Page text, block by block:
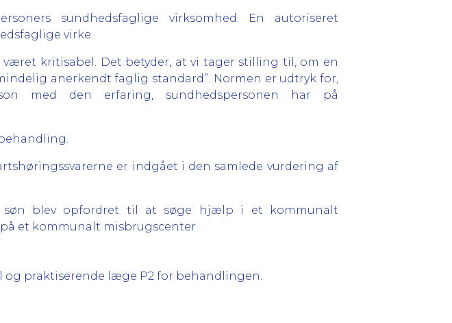
sundhedsfaglige virksomhed. En autoriseret
virke.
kritisabel. Det betyder, at vi tager stilling til, om en
anerkendt faglig standard”. Normen er udtryk for,
med den erfaring, sundhedspersonen har på
er indgået i den samlede vurdering af
blev opfordret til at søge hjælp i et kommunalt
et kommunalt misbrugscenter.
og praktiserende læge P2 for behandlingen.